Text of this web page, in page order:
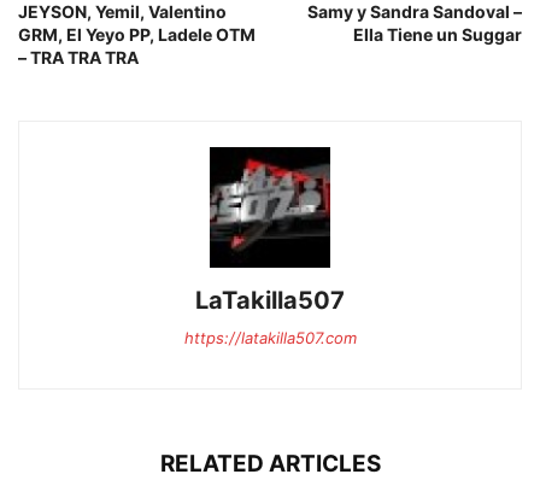
JEYSON, Yemil, Valentino
GRM, El Yeyo PP, Ladele OTM
– TRA TRA TRA
Samy y Sandra Sandoval –
Ella Tiene un Suggar
LaTakilla507
https://latakilla507.com
RELATED ARTICLES